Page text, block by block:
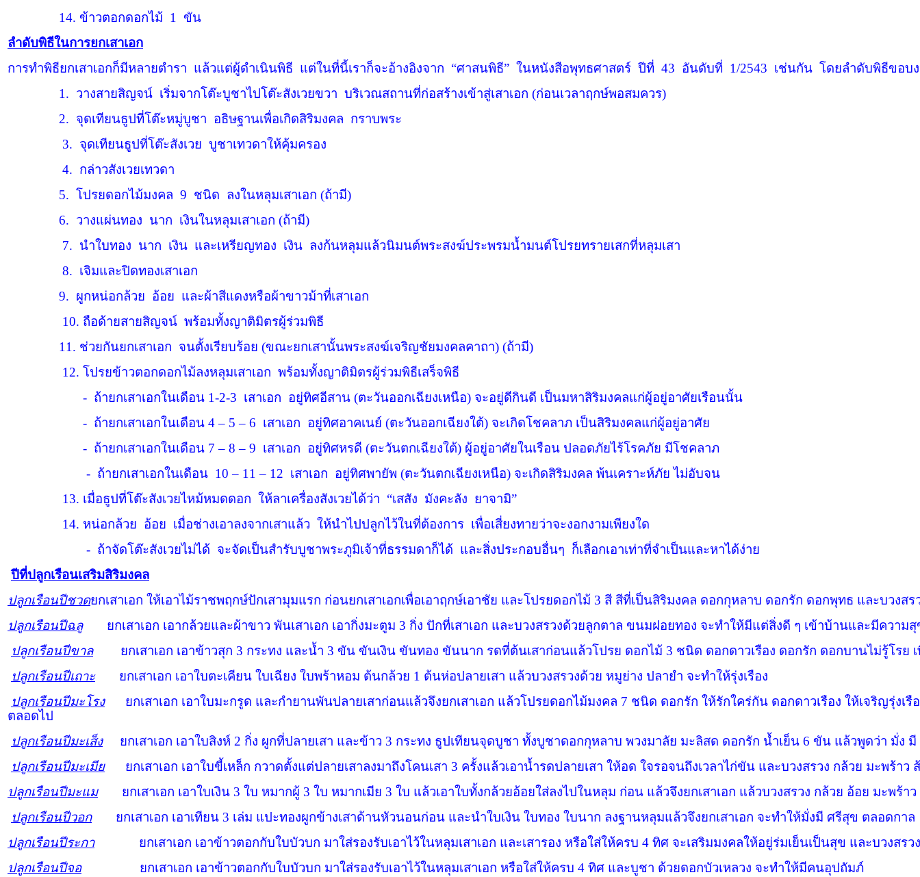
14. ข้าวตอกดอกไม้ 1
ขัน
ลำดับพิธีในการยกเสาเอก
การทำพิธียกเสาเอกก็มีหลายตำรา แล้วแต่ผู้ดำเนินพิธี แต่ในที่นี้เราก็จะอ้างอิงจาก “ศาสนพิธี” ในหนังสือพุทธศาสตร์ ปีที่ 43 อันดับที่ 1/2543 เช่นกัน โดยลำดับพิธีขอบง
1. วางสายสิญจน์ เริ่มจากโต๊ะบูชาไปโต๊ะสังเวยขวา บริเวณสถานที่ก่อสร้างเข้าสู่เสาเอก (ก่อนเวลาฤกษ์พอสมควร)
2. จุดเทียนธูปที่โต๊ะหมู่บูชา อธิษฐานเพื่อเกิดสิริมงคล กราบพระ
3. จุดเทียนธูปที่โต๊ะสังเวย บูชาเทวดาให้คุ้มครอง
4. กล่าวสังเวยเทวดา
5. โปรยดอกไม้มงคล 9 ชนิด ลงในหลุมเสาเอก (ถ้ามี)
6. วางแผ่นทอง นาก เงินในหลุมเสาเอก (ถ้ามี)
7. นำใบทอง นาก เงิน และเหรียญทอง เงิน ลงก้นหลุมแล้วนิมนต์พระสงฆ์ประพรมน้ำมนต์โปรยทรายเสกที่หลุมเสา
8. เจิมและปิดทองเสาเอก
9. ผูกหน่อกล้วย อ้อย และผ้าสีแดงหรือผ้าขาวม้าที่เสาเอก
10. ถือด้ายสายสิญจน์ พร้อมทั้งญาติมิตรผู้ร่วมพิธี
11. ช่วยกันยกเสาเอก จนตั้งเรียบร้อย (ขณะยกเสานั้นพระสงฆ์เจริญชัยมงคลคาถา) (ถ้ามี)
12. โปรยข้าวตอกดอกไม้ลงหลุมเสาเอก พร้อมทั้งญาติมิตรผู้ร่วมพิธีเสร็จพิธี
- ถ้ายกเสาเอกในเดือน 1-2-3 เสาเอก อยู่ทิศอีสาน (ตะวันออกเฉียงเหนือ) จะอยู่ดีกินดี เป็นมหาสิริมงคลแก่ผู้อยู่อาศัยเรือนนั้น
- ถ้ายกเสาเอกในเดือน 4 – 5 – 6 เสาเอก อยู่ทิศอาคเนย์ (ตะวันออกเฉียงใต้) จะเกิดโชคลาภ เป็นสิริมงคลแก่ผู้อยู่อาศัย
- ถ้ายกเสาเอกในเดือน 7 – 8 – 9 เสาเอก อยู่ทิศหรดี (ตะวันตกเฉียงใต้) ผู้อยู่อาศัยในเรือน ปลอดภัยไร้โรคภัย มีโชคลาภ
- ถ้ายกเสาเอกในเดือน 10 – 11 – 12 เสาเอก อยู่ทิศพายัพ (ตะวันตกเฉียงเหนือ) จะเกิดสิริมงคล พ้นเคราะห์ภัย ไม่อับจน
13. เมื่อธูปที่โต๊ะสังเวยไหม้หมดดอก ให้ลาเครื่องสังเวยได้ว่า “เสสัง มังคะลัง ยาจามิ”
14. หน่อกล้วย อ้อย เมื่อช่างเอาลงจากเสาแล้ว ให้นำไปปลูกไว้ในที่ต้องการ เพื่อเสี่ยงทายว่าจะงอกงามเพียงใด
- ถ้าจัดโต๊ะสังเวยไม่ได้ จะจัดเป็นสำรับบูชาพระภูมิเจ้าที่ธรรมดาก็ได้ และสิ่งประกอบอื่นๆ ก็เลือกเอาเท่าที่จำเป็นและหาได้ง่าย
ปีที่ปลูกเรือนเสริมสิริมงคล
ปลูกเรือนปีชวดยกเสาเอก ให้เอาไม้ราชพฤกษ์ปักเสามุมแรก ก่อนยกเสาเอกเพื่อเอาฤกษ์เอาชัย และโปรยดอกไม้ 3 สี สีที่เป็นสิริมงคล ดอกกุหลาบ ดอกรัก ดอกพุทธ และบวงส
ปลูกเรือนปีฉลูยกเสาเอก เอากล้วยและผ้าขาว พันเสาเอก เอากิ่งมะตูม 3 กิ่ง ปักที่เสาเอก และบวงสรวงด้วยลูกตาล ขนมฝอยทอง จะทำให้มีแต่สิ่งดี ๆ เข้าบ้านและมีความ
ปลูกเรือนปีขาล
ยกเสาเอก เอาข้าวสุก 3 กระทง และน้ำ 3 ขัน ขันเงิน ขันทอง ขันนาก รดที่ต้นเสาก่อนแล้วโปรย ดอกไม้ 3 ชนิด ดอกดาวเรือง ดอกรัก ดอกบานไม่รู้โรย
ปลูกเรือนปีเถาะยกเสาเอก เอาใบตะเคียน ใบเฉียง ใบพร้าหอม ต้นกล้วย 1 ต้นห่อปลายเสา แล้วบวงสรวงด้วย หมูย่าง ปลายำ จะทำให้รุ่งเรือง
ปลูกเรือนปีมะโรงยกเสาเอก เอาใบมะกรูด และกำยานพันปลายเสาก่อนแล้วจึงยกเสาเอก แล้วโปรยดอกไม้มงคล 7 ชนิด ดอกรัก ให้รักใคร่กัน ดอกดาวเรือง ให้เจริญรุ่ง
ตลอดไป
ปลูกเรือนปีมะเส็งยกเสาเอก เอาใบสิงห์ 2 กิ่ง ผูกที่ปลายเสา และข้าว 3 กระทง ธูปเทียนจุดบูชา ทั้งบูชาดอกกุหลาบ พวงมาลัย มะลิสด ดอกรัก น้ำเย็น 6 ขัน แล้วพูดว่า มั่ง มี
ปลูกเรือนปีมะเมียยกเสาเอก เอาใบขี้เหล็ก กวาดตั้งแต่ปลายเสาลงมาถึงโคนเสา 3 ครั้งแล้วเอาน้ำรดปลายเสา ให้อด ใจรอจนถึงเวลาไก่ขัน และบวงสรวง กล้วย มะพร้าว
ปลูกเรือนปีมะแมยกเสาเอก เอาใบเงิน 3 ใบ หมากผู้ 3 ใบ หมากเมีย 3 ใบ แล้วเอาใบทั้งกล้วยอ้อยใส่ลงไปในหลุม ก่อน แล้วจึงยกเสาเอก แล้วบวงสรวง กล้วย อ้อย มะพร้
ปลูกเรือนปีวอกยกเสาเอก เอาเทียน 3 เล่ม แปะทองผูกข้างเสาด้านหัวนอนก่อน และนำใบเงิน ใบทอง ใบนาก ลงฐานหลุมแล้วจึงยกเสาเอก จะทำให้มั่งมี ศรีสุข ตลอดกาล
ปลูกเรือนปีระกายกเสาเอก เอาข้าวตอกกับใบบัวบก มาใส่รองรับเอาไว้ในหลุมเสาเอก และเสารอง หรือใส่ให้ครบ 4 ทิศ จะเสริมมงคลให้อยู่ร่มเย็นเป็นสุข และบวงสร
ปลูกเรือนปีจอยกเสาเอก เอาข้าวตอกกับใบบัวบก มาใส่รองรับเอาไว้ในหลุมเสาเอก หรือใส่ให้ครบ 4 ทิศ และบูชา ด้วยดอกบัวเหลวง จะทำให้มีคนอุปถัมภ์